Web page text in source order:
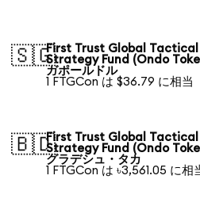
🇸🇬First Trust Global
Strategy Fund (Ondo
ガポールドル
1 FTGCon は $36.79 に相当
🇧🇩First Trust Global
Strategy Fund (Ondo
グラデシュ・タカ
1 FTGCon は ৳3,561.05 に相